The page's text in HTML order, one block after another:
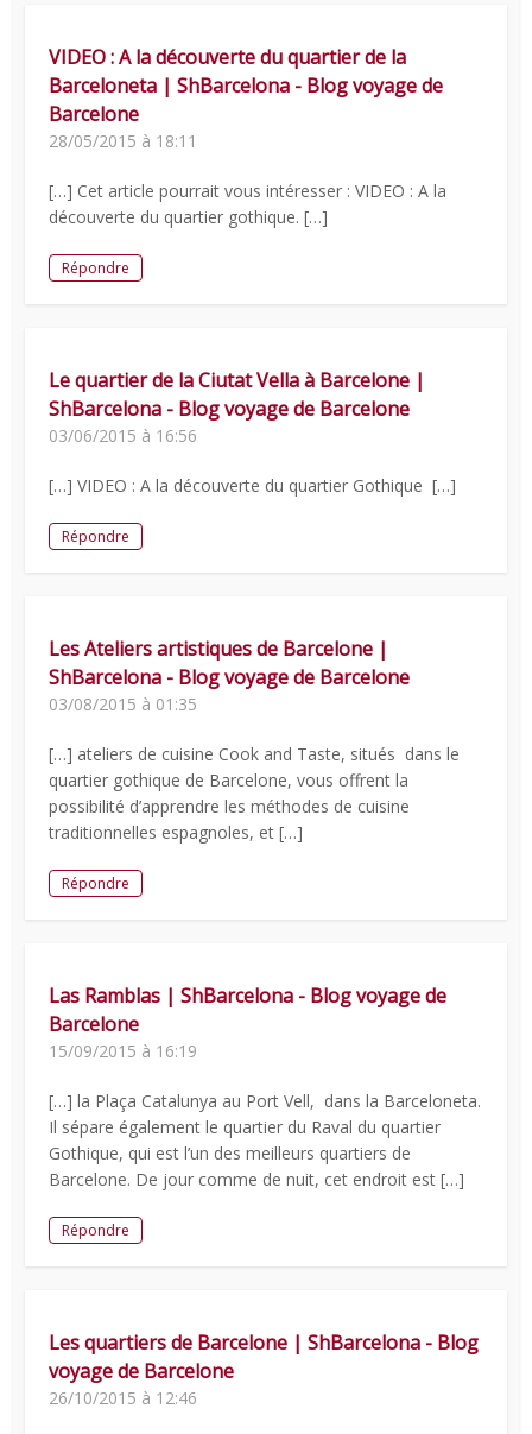
VIDEO : A la découverte du quartier de la
Barceloneta | ShBarcelona - Blog voyage de
Barcelone
28/05/2015 à 18:11
[…] Cet article pourrait vous intéresser : VIDEO : A la
découverte du quartier gothique. […]
Répondre
Le quartier de la Ciutat Vella à Barcelone |
ShBarcelona - Blog voyage de Barcelone
03/06/2015 à 16:56
[…] VIDEO : A la découverte du quartier Gothique […]
Répondre
Les Ateliers artistiques de Barcelone |
ShBarcelona - Blog voyage de Barcelone
03/08/2015 à 01:35
[…] ateliers de cuisine Cook and Taste, situés dans le
quartier gothique de Barcelone, vous offrent la
possibilité d’apprendre les méthodes de cuisine
traditionnelles espagnoles, et […]
Répondre
Las Ramblas | ShBarcelona - Blog voyage de
Barcelone
15/09/2015 à 16:19
[…] la Plaça Catalunya au Port Vell, dans la Barceloneta.
Il sépare également le quartier du Raval du quartier
Gothique, qui est l’un des meilleurs quartiers de
Barcelone. De jour comme de nuit, cet endroit est […]
Répondre
Les quartiers de Barcelone | ShBarcelona - Blog
voyage de Barcelone
26/10/2015 à 12:46